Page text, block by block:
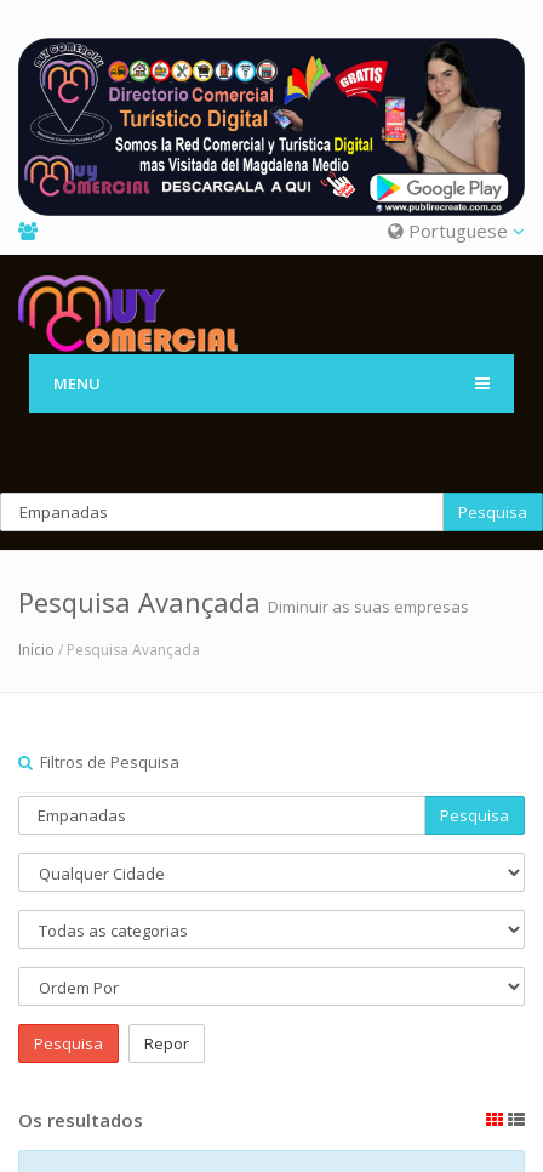
Portuguese
MENU
Pesquisa
Pesquisa Avançada Diminuir as suas empresas
Início / Pesquisa Avançada
Filtros de Pesquisa
Pesquisa
Pesquisa Repor
Os resultados